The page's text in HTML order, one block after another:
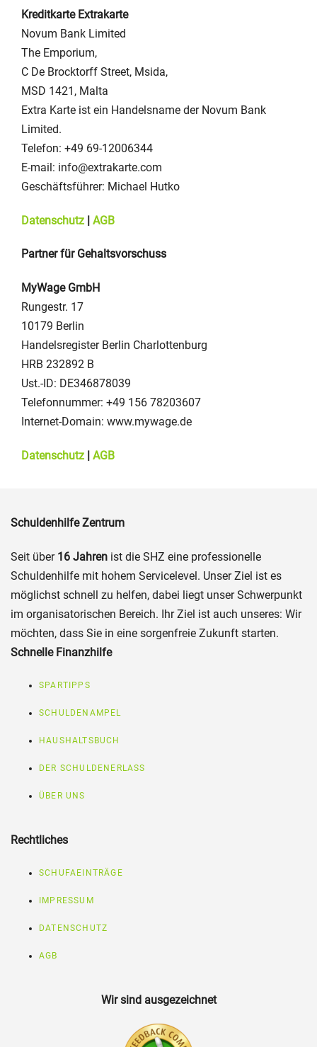
Kreditkarte Extrakarte
Novum Bank Limited
The Emporium,
C De Brocktorff Street, Msida,
MSD 1421, Malta
Extra Karte ist ein Handelsname der Novum Bank
Limited.
Telefon: +49 69-12006344
E-mail: info@extrakarte.com
Geschäftsführer: Michael Hutko
Datenschutz | AGB
Partner für Gehaltsvorschuss
MyWage GmbH
Rungestr. 17
10179 Berlin
Handelsregister Berlin Charlottenburg
HRB 232892 B
Ust.-ID: DE346878039
Telefonnummer: +49 156 78203607
Internet-Domain: www.mywage.de
Datenschutz | AGB
Schuldenhilfe Zentrum
Seit über 16 Jahren ist die SHZ eine professionelle
Schuldenhilfe mit hohem Servicelevel. Unser Ziel ist es
möglichst schnell zu helfen, dabei liegt unser Schwerpunkt
im organisatorischen Bereich. Ihr Ziel ist auch unseres: Wir
möchten, dass Sie in eine sorgenfreie Zukunft starten.
Schnelle Finanzhilfe
SPARTIPPS
SCHULDENAMPEL
HAUSHALTSBUCH
DER SCHULDENERLASS
ÜBER UNS
Rechtliches
SCHUFAEINTRÄGE
IMPRESSUM
DATENSCHUTZ
AGB
Wir sind ausgezeichnet